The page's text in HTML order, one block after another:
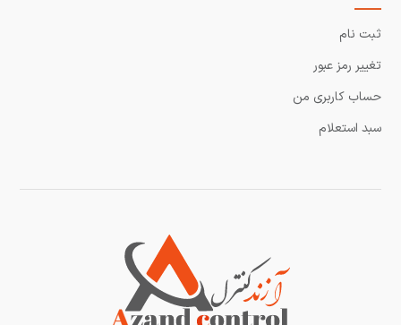
ثبت نام
تغییر رمز عبور
حساب کاربری من
سبد استعلام